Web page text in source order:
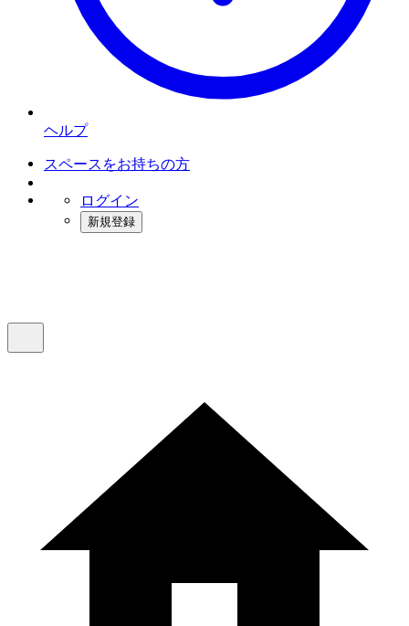
ヘルプ
スペースをお持ちの方
ログイン
新規登録